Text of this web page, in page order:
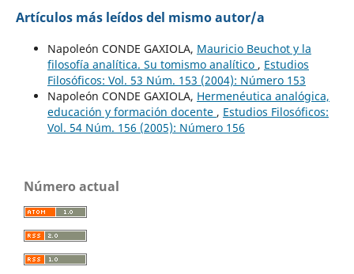
Artículos más leídos del mismo autor/a
Napoleón CONDE GAXIOLA, Mauricio Beuchot y la
filosofía analítica. Su tomismo analítico , Estudios
Filosóficos: Vol. 53 Núm. 153 (2004): Número 153
Napoleón CONDE GAXIOLA, Hermenéutica analógica,
educación y formación docente , Estudios Filosóficos:
Vol. 54 Núm. 156 (2005): Número 156
Número actual